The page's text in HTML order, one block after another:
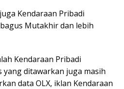
Kendaraan Pribadi
Mutakhir dan lebih
Kendaraan Pribadi
ditawarkan juga masih
data OLX, iklan Kendaraan